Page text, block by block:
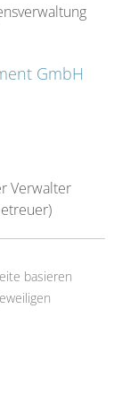
GmbH
Verwalter
basieren